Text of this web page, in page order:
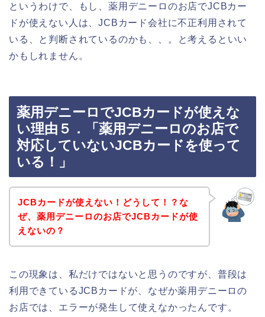
というわけで、もし、薬用デニーロのお店でJCBカー
ドが使えない人は、JCBカード会社に不正利用されて
いる、と判断されているのかも、、。と考えるといい
かもしれません。
薬用デニーロでJCBカードが使えな
い理由５．「薬用デニーロのお店で
対応していないJCBカードを使って
いる！」
JCBカードが使えない！どうして！？な
ぜ、薬用デニーロのお店でJCBカードが使
えないの？
この現象は、私だけではないと思うのですが、普段は
利用できているJCBカードが、なぜか薬用デニーロの
お店では、エラーが発生して使えなかったんです。